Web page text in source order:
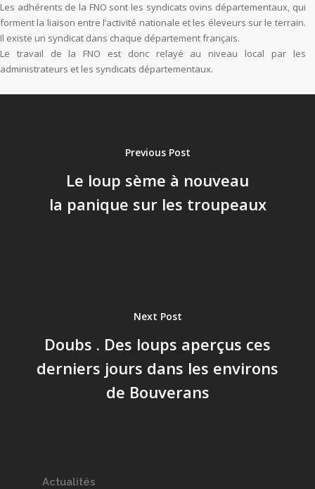
Les adhérents de la FNO sont les syndicats ovins départementaux, qui
forment la liaison entre l’activité nationale et les éleveurs sur le terrain.
Il existe un syndicat dans chaque département français.
Le travail de la FNO est donc relayé au niveau local par les
administrateurs et les syndicats départementaux.
Previous Post
Le loup sème à nouveau
la panique sur les troupeaux
Next Post
Doubs . Des loups aperçus ces
derniers jours dans les environs
de Bouverans
Actualités